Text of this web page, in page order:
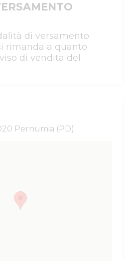
di versamento
rimanda a quanto
di vendita del
Pernumia (PD)